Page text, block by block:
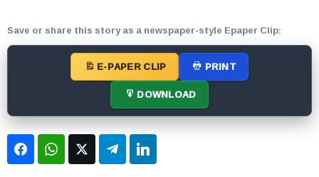
Save or share this story as a newspaper-style Epaper Clip:
E-PAPER CLIP
PRINT
DOWNLOAD
FacebookWhatsApp
Twitter Telegram